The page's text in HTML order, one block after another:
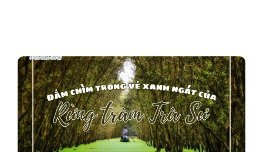
Bamboo Airways khai thác đường bay thẳng Hà Nội -
Côn…